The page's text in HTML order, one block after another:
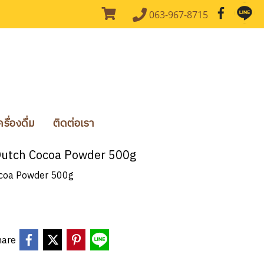
063-967-8715
รื่องดื่ม ติดต่อเรา
Cocoa Powder 500g
Powder 500g